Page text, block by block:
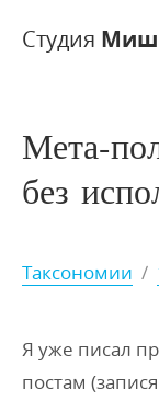
Студия
Мета-
без
Таксономии /
Я уже писал
постам